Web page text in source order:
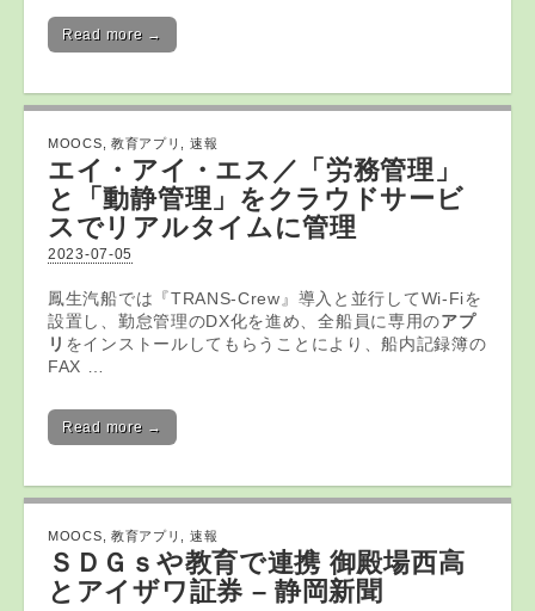
Read more →
MOOCS 教育アプリ 速報
エイ・アイ・エス／「労務管理」
と「動静管理」をクラウドサービ
スでリアルタイムに管理
2023-07-05
鳳生汽船では『TRANS-Crew』導入と並行してWi-Fiを
設置し、勤怠管理のDX化を進め、全船員に専用のアプ
リ をインストールしてもらうことにより、船内記録簿の
FAX …
Read more →
MOOCS 教育アプリ 速報
ＳＤＧｓや教育で連携 御殿場西高
とアイザワ証券 – 静岡新聞